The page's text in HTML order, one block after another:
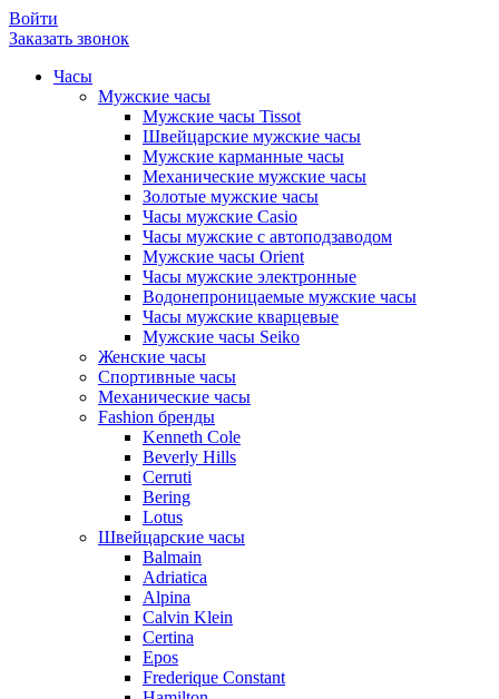
Войти
Заказать звонок
Часы
Мужские часы
Мужские часы Tissot
Швейцарские мужские часы
Мужские карманные часы
Механические мужские часы
Золотые мужские часы
Часы мужские Casio
Часы мужские с автоподзаводом
Мужские часы Orient
Часы мужские электронные
Водонепроницаемые мужские часы
Часы мужские кварцевые
Мужские часы Seiko
Женские часы
Спортивные часы
Механические часы
Fashion бренды
Kenneth Cole
Beverly Hills
Cerruti
Bering
Lotus
Швейцарские часы
Balmain
Adriatica
Alpina
Calvin Klein
Certina
Epos
Frederique Constant